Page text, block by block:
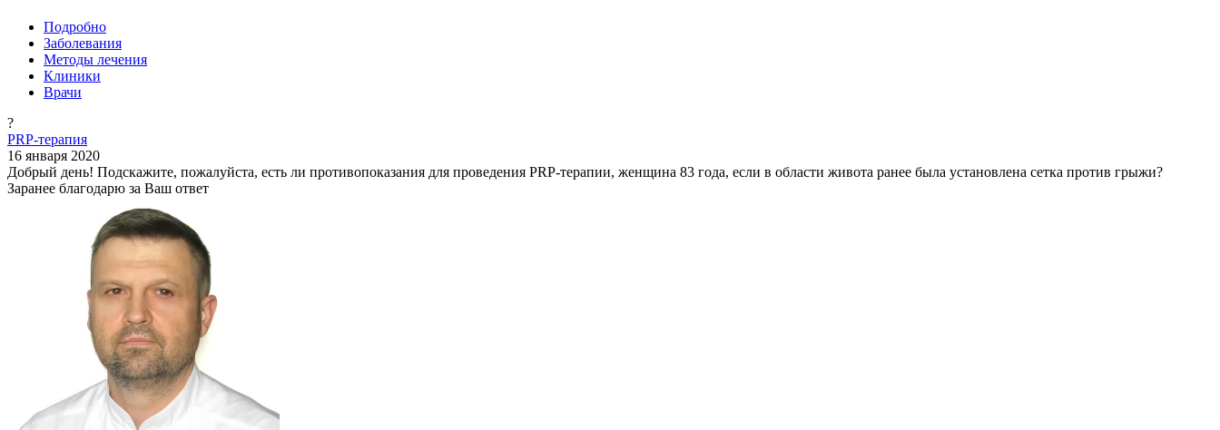
Подробно
Заболевания
Методы лечения
Клиники
Врачи
?
PRP-терапия
16 января 2020
Добрый день! Подскажите, пожалуйста, есть ли противопоказания для проведения PRP-терапии, женщина 83 года, если в области живота ранее была установлена сетка против грыжи?
Заранее благодарю за Ваш ответ